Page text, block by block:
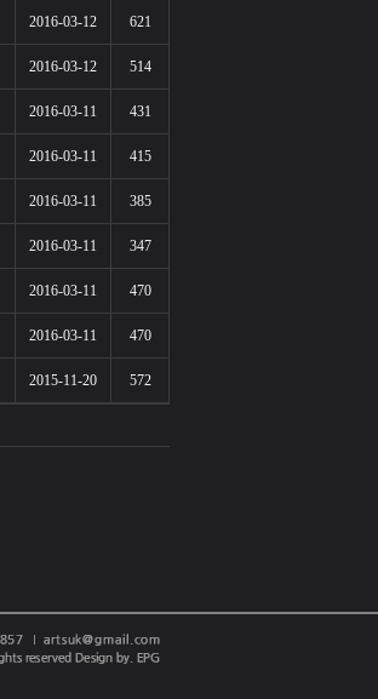
2016-03-12 621
2016-03-12 514
2016-03-11 431
2016-03-11 415
2016-03-11 385
2016-03-11 347
2016-03-11 470
2016-03-11 470
2015-11-20 572